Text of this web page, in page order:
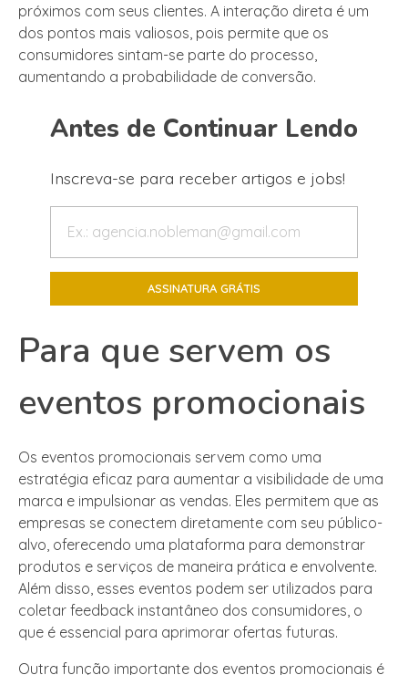
próximos com seus clientes. A interação direta é um
dos pontos mais valiosos, pois permite que os
consumidores sintam-se parte do processo,
aumentando a probabilidade de conversão.
Antes de Continuar Lendo
Inscreva-se para receber artigos e jobs!
Para que servem os
eventos promocionais
Os eventos promocionais servem como uma
estratégia eficaz para aumentar a visibilidade de uma
marca e impulsionar as vendas. Eles permitem que as
empresas se conectem diretamente com seu público-
alvo, oferecendo uma plataforma para demonstrar
produtos e serviços de maneira prática e envolvente.
Além disso, esses eventos podem ser utilizados para
coletar feedback instantâneo dos consumidores, o
que é essencial para aprimorar ofertas futuras.
Outra função importante dos eventos promocionais é